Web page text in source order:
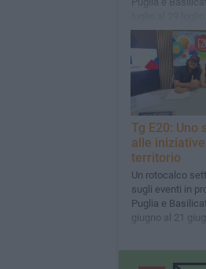
Tg E20: Uno
alle
territorio
Un rotocalco
sugli eventi in
Puglia e
giugno al 21